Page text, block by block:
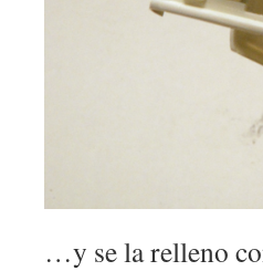
…y se la relleno